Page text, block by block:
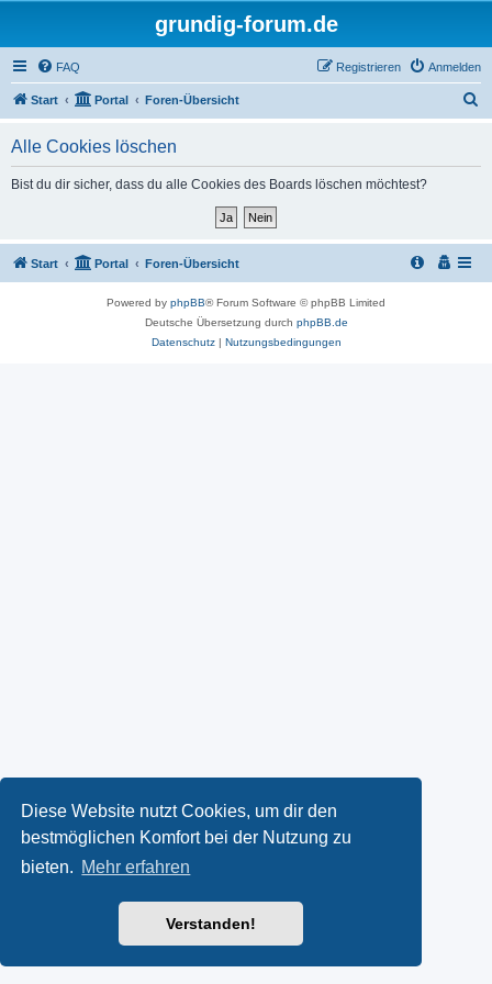
Diese Website nutzt Cookies, um dir den
bestmöglichen Komfort bei der Nutzung zu
bieten. Mehr erfahren
Verstanden!
grundig-forum.de
FAQ Anmelden
Registrieren
Start Portal Foren-Übersicht
Alle Cookies löschen
Bist du dir sicher, dass du alle Cookies des Boards löschen möchtest?
Start Portal Foren-Übersicht
Powered by phpBB® Forum Software © phpBB Limited
Deutsche Übersetzung durch phpBB.de
Datenschutz| Nutzungsbedingungen